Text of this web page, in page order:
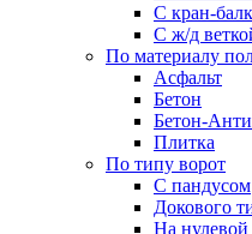
С кран-
С ж/д
По материалу
Асфальт
Бетон
Бетон-
Плитка
По типу ворот
С пандусом
Докового
На нулевой